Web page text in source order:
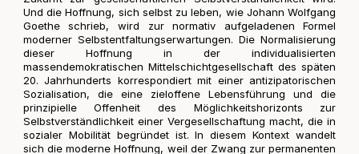
Und die Hoffnung, sich selbst zu leben, wie Johann Wolfgang
Goethe schrieb, wird zur normativ aufgeladenen Formel
moderner Selbstentfaltungserwartungen. Die Normalisierung
dieser Hoffnung in der individualisierten
massendemokratischen Mittelschichtgesellschaft des späten
20. Jahrhunderts korrespondiert mit einer antizipatorischen
Sozialisation, die eine zieloffene Lebensführung und die
prinzipielle Offenheit des Möglichkeitshorizonts zur
Selbstverständlichkeit einer Vergesellschaftung macht, die in
sozialer Mobilität begründet ist. In diesem Kontext wandelt
sich die moderne Hoffnung, weil der Zwang zur permanenten